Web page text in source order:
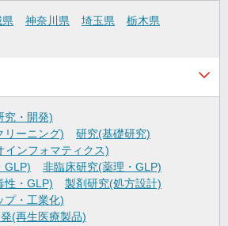
県 神奈川県 埼玉県
栃木県
究・開発)
リーニング)
研究(基礎研究)
インフォマティクス)
GLP)
非臨床研究(薬理・GLP)
性・GLP)
製剤研究(処方設計)
プ・工業化)
(再生医療製品)